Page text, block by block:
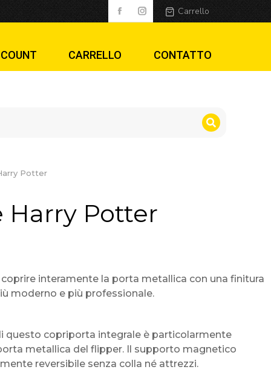
Carrello
CARRELLO CONTATTO
Potter
Harry Potter
interamente la porta metallica con una finitura
moderno e più professionale.
questo copriporta integrale è particolarmente
metallica del flipper. Il supporto magnetico
reversibile senza colla né attrezzi.